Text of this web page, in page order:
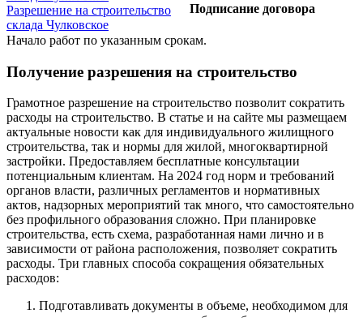
Разрешение на строительство
склада Чулковское
Подписание договора
Начало работ по указанным срокам.
Получение разрешения на строительство
Грамотное разрешение на строительство позволит сократить
расходы на строительство. В статье и на сайте мы размещаем
актуальные новости как для индивидуального жилищного
строительства, так и нормы для жилой, многоквартирной
застройки. Предоставляем бесплатные консультации
потенциальным клиентам. На 2024 год норм и требований
органов власти, различных регламентов и нормативных
актов, надзорных мероприятий так много, что самостоятельно
без профильного образования сложно. При планировке
строительства, есть схема, разработанная нами лично и в
зависимости от района расположения, позволяет сократить
расходы. Три главных способа сокращения обязательных
расходов:
Подготавливать документы в объеме, необходимом для